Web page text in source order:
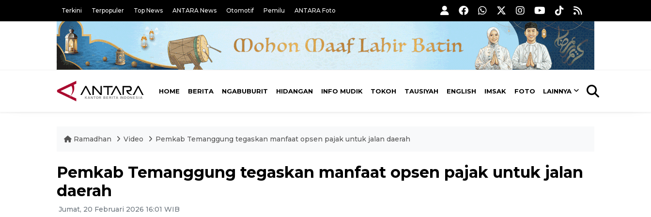
Terkini Terpopuler Top News ANTARA News Otomotif Pemilu ANTARA Foto
HOME BERITA NGABUBURIT HIDANGAN INFO MUDIK TOKOH TAUSIYAH ENGLISH IMSAK FOTO LAINNYA
Ramadhan Video Pemkab Temanggung tegaskan manfaat opsen pajak untuk jalan daerah
Pemkab Temanggung tegaskan manfaat opsen pajak untuk jalan
daerah
Jumat, 20 Februari 2026 16:01 WIB